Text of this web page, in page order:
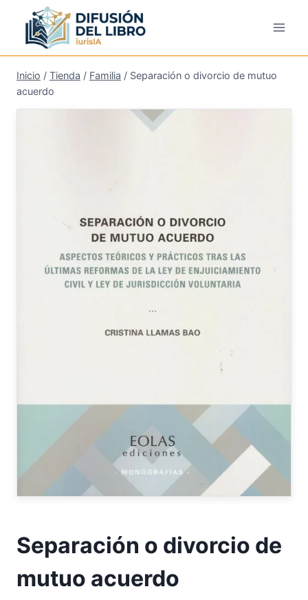
contenido
Inicio / Tienda / Familia / Separación o divorcio de mutuo
acuerdo
Separación o divorcio de
mutuo acuerdo